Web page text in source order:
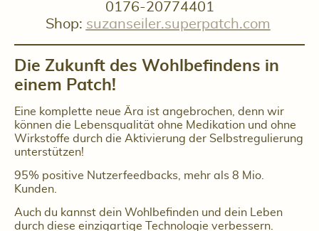
0176-20774401
Shop: suzanseiler.superpatch.com
Die Zukunft des Wohlbefindens in
einem Patch!
Eine komplette neue Ära ist angebrochen, denn wir
können die Lebensqualität ohne Medikation und ohne
Wirkstoffe durch die Aktivierung der Selbstregulierung
unterstützen!
95% positive Nutzerfeedbacks, mehr als 8 Mio.
Kunden.
Auch du kannst dein Wohlbefinden und dein Leben
durch diese einzigartige Technologie verbessern.